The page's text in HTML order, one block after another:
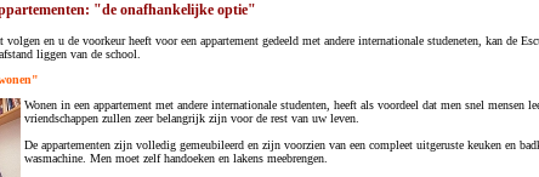
"de onafhankelijke optie"
volgen en u de voorkeur heeft voor een appartement gedeeld met andere internationale studeneten, kan de
liggen van de school.
Wonen in een appartement met andere internationale studenten, heeft als voordeel dat men snel
vriendschappen zullen zeer belangrijk zijn voor de rest van uw leven.
De appartementen zijn volledig gemeubileerd en zijn voorzien van een compleet uitgeruste keuken en
wasmachine. Men moet zelf handoeken en lakens meebrengen.